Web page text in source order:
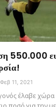
550.000
Φεβ 11, 2021
έλαβε